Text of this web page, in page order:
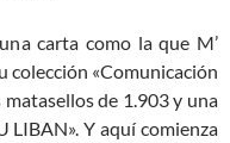
carta como la que M’
colección «Comunicación
de 1.903 y una
LIBAN». Y aquí comienza